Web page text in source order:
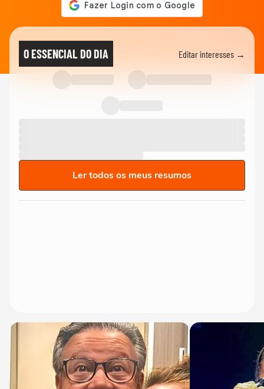
O ESSENCIAL DO DIA Editar interesses →
Ler todos os meus resumos